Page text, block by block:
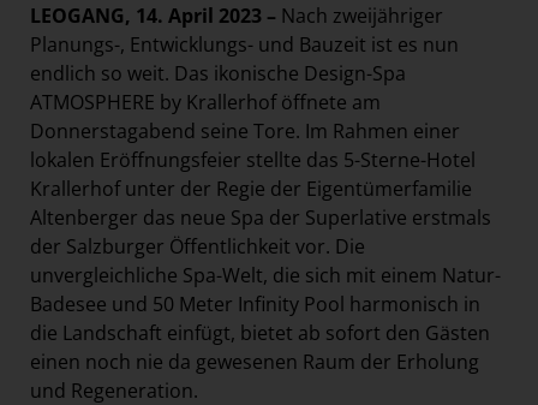
NMK
MEDIA
KONTAKT
LEOGANG, 14. April 2023 – Nach zweijähriger
Planungs-, Entwicklungs- und Bauzeit ist es nun
endlich so weit. Das ikonische Design-Spa
ATMOSPHERE by Krallerhof öffnete am
Donnerstagabend seine Tore. Im Rahmen einer
lokalen Eröffnungsfeier stellte das 5-Sterne-Hotel
Krallerhof unter der Regie der Eigentümerfamilie
Altenberger das neue Spa der Superlative erstmals
der Salzburger Öffentlichkeit vor. Die
unvergleichliche Spa-Welt, die sich mit einem Natur-
Badesee und 50 Meter Infinity Pool harmonisch in
die Landschaft einfügt, bietet ab sofort den Gästen
einen noch nie da gewesenen Raum der Erholung
und Regeneration.